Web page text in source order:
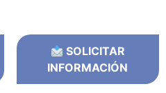
SOLICITAR
INFORMACIÓN